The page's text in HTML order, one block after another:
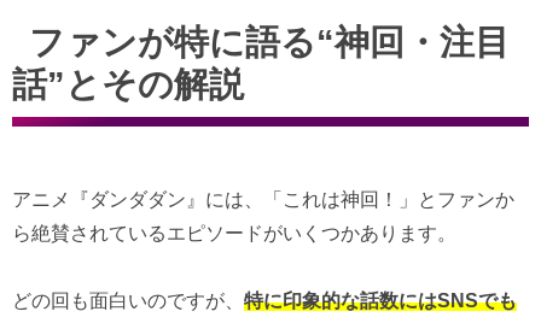
ファンが特に語る“神回・注目
話”とその解説
アニメ『ダンダダン』には、「これは神回！」とファンか
ら絶賛されているエピソードがいくつかあります。
どの回も面白いのですが、 特に印象的な話数にはSNSでも